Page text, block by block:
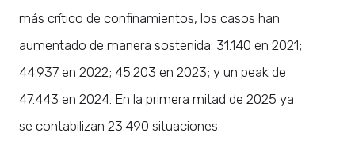
más crítico de confinamientos, los casos han
aumentado de manera sostenida: 31.140 en 2021;
44.937 en 2022; 45.203 en 2023; y un peak de
47.443 en 2024. En la primera mitad de 2025 ya
se contabilizan 23.490 situaciones.